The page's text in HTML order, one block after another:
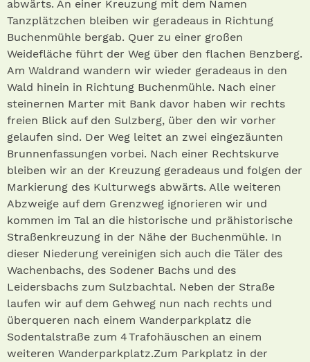
abwärts. An einer Kreuzung mit dem Namen
Tanzplätzchen bleiben wir geradeaus in Richtung
Buchenmühle bergab. Quer zu einer großen
Weidefläche führt der Weg über den flachen Benzberg.
Am Waldrand wandern wir wieder geradeaus in den
Wald hinein in Richtung Buchenmühle. Nach einer
steinernen Marter mit Bank davor haben wir rechts
freien Blick auf den Sulzberg, über den wir vorher
gelaufen sind. Der Weg leitet an zwei eingezäunten
Brunnenfassungen vorbei. Nach einer Rechtskurve
bleiben wir an der Kreuzung geradeaus und folgen der
Markierung des Kulturwegs abwärts. Alle weiteren
Abzweige auf dem Grenzweg ignorieren wir und
kommen im Tal an die historische und prähistorische
Straßenkreuzung in der Nähe der Buchenmühle. In
dieser Niederung vereinigen sich auch die Täler des
Wachenbachs, des Sodener Bachs und des
Leidersbachs zum Sulzbachtal. Neben der Straße
laufen wir auf dem Gehweg nun nach rechts und
überqueren nach einem Wanderparkplatz die
Sodentalstraße zum 4 Trafohäuschen an einem
weiteren Wanderparkplatz.Zum Parkplatz in der